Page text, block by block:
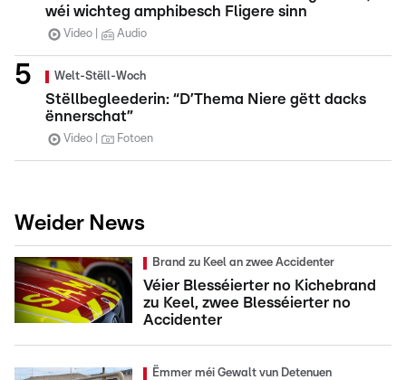
wéi wichteg amphibesch Fligere sinn
Video Audio
Welt-Stëll-Woch
Stëllbegleederin: “D’Thema Niere gëtt dacks
ënnerschat”
Video Fotoen
Weider News
Brand zu Keel an zwee Accidenter
Véier Blesséierter no Kichebrand
zu Keel, zwee Blesséierter no
Accidenter
Ëmmer méi Gewalt vun Detenuen